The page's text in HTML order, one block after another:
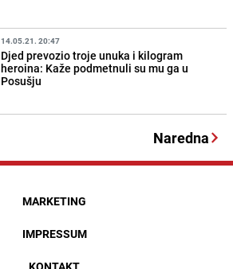
14.05.21. 20:47
Djed prevozio troje unuka i kilogram
heroina: Kaže podmetnuli su mu ga u
Posušju
Naredna
MARKETING
IMPRESSUM